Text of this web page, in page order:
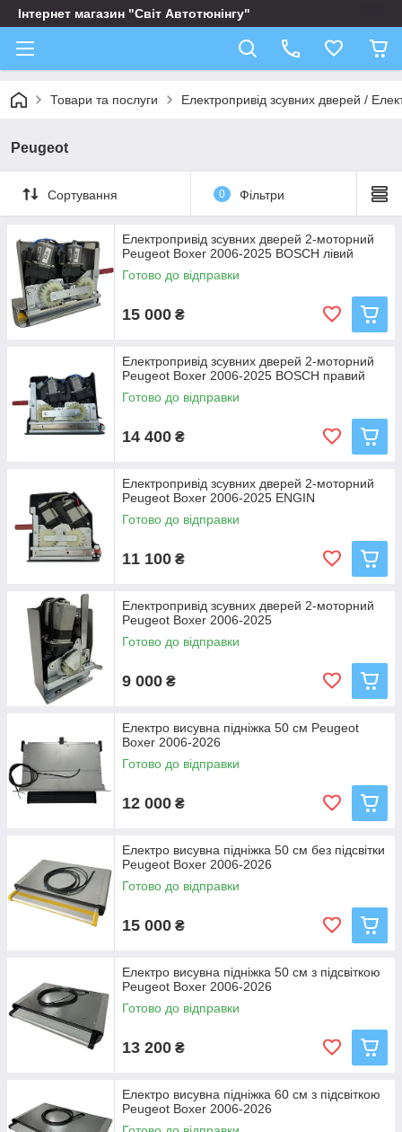
Інтернет магазин "Світ Автотюнінгу"
Товари та послуги Електропривід зсувних дверей /
Peugeot
Сортування 0 Фільтри
Електропривід зсувних дверей 2-моторний
Peugeot Boxer 2006-2025 BOSCH лівий
Готово до відправки
15 000 ₴
Електропривід зсувних дверей 2-моторний
Peugeot Boxer 2006-2025 BOSCH правий
Готово до відправки
14 400 ₴
Електропривід зсувних дверей 2-моторний
Peugeot Boxer 2006-2025 ENGIN
Готово до відправки
11 100 ₴
Електропривід зсувних дверей 2-моторний
Peugeot Boxer 2006-2025
Готово до відправки
9 000 ₴
Електро висувна підніжка 50 см Peugeot
Boxer 2006-2026
Готово до відправки
12 000 ₴
Електро висувна підніжка 50 см без підсвітки
Peugeot Boxer 2006-2026
Готово до відправки
15 000 ₴
Електро висувна підніжка 50 см з підсвіткою
Peugeot Boxer 2006-2026
Готово до відправки
13 200 ₴
Електро висувна підніжка 60 см з підсвіткою
Peugeot Boxer 2006-2026